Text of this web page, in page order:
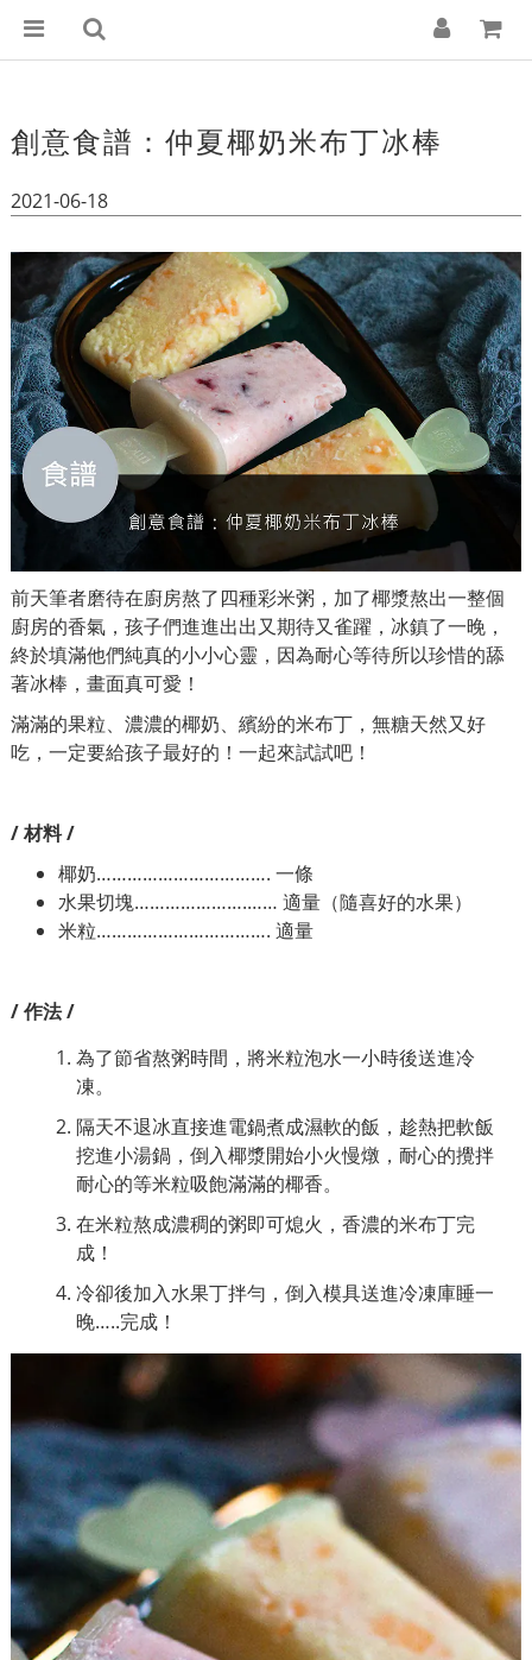
創意食譜：仲夏椰奶米布丁冰棒
2021-06-18
前天筆者磨待在廚房熬了四種彩米粥，⁣加了椰漿熬出一整個
廚房的香氣，⁣孩子們進進出出又期待又雀躍，⁣冰鎮了一晚，⁣
終於填滿他們純真的小小心靈，⁣因為耐心等待所以珍惜的舔
著冰棒，⁣畫面真可愛！
滿滿的果粒、濃濃的椰奶、繽紛的米布丁，⁣無糖天然又好
吃，⁣一定要給孩子最好的！⁣一起來試試吧！
/ 材料 /
椰奶……………………………. 一條
水果切塊………………….…… 適量（隨喜好的水果）
米粒……………………………. 適量
/ 作法 /
為了節省熬粥時間，⁣將米粒泡水一小時後送進冷
凍。
隔天不退冰直接進電鍋煮成濕軟的飯，⁣趁熱把軟飯
挖進小湯鍋，⁣倒入椰漿開始小火慢燉，⁣耐心的攪拌
耐心的等米粒吸飽滿滿的椰香。
在米粒熬成濃稠的粥即可熄火，⁣香濃的米布丁完
成！⁣
冷卻後加入水果丁拌勻，倒入模具送進冷凍庫睡一
晚…..完成！